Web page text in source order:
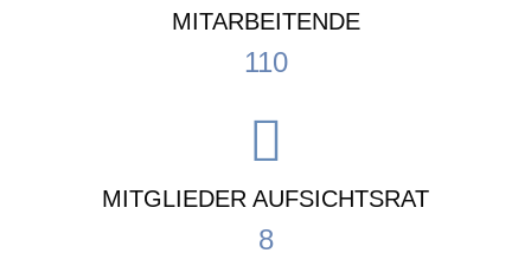
MITARBEITENDE
110
MITGLIEDER AUFSICHTSRAT
8